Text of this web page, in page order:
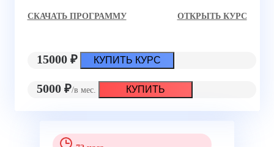
CКАЧАТЬ ПРОГРАММУ ОТКРЫТЬ КУРС
15000 ₽ КУПИТЬ КУРС
5000 ₽/в мес. КУПИТЬ